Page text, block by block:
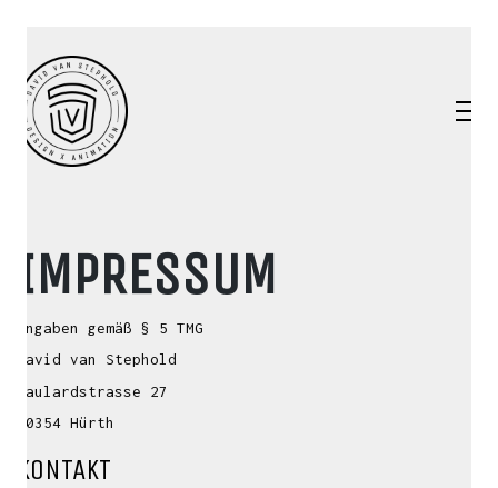
IMPRESSUM
Angaben gemäß § 5 TMG
David van Stephold
Kaulardstrasse 27
50354 Hürth
KONTAKT